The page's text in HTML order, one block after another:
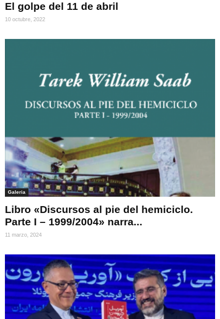
El golpe del 11 de abril
10 octubre, 2022
Galeria
Libro «Discursos al pie del hemiciclo.
Parte I – 1999/2004» narra...
11 marzo, 2024